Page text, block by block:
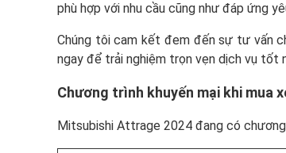
phù hợp với nhu cầu cũng như đáp ứng
Chúng tôi cam kết đem đến sự tư vấn
ngay để trải nghiệm trọn vẹn dịch vụ tốt
Chương trình khuyến mại khi mua
Mitsubishi Attrage 2024 đang có